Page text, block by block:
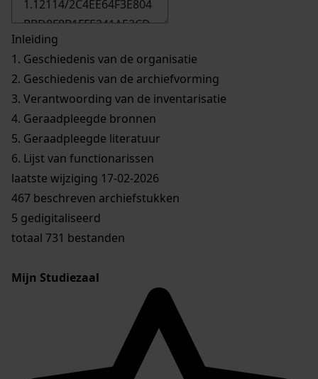
Inleiding
1. Geschiedenis van de organisatie
2. Geschiedenis van de archiefvorming
3. Verantwoording van de inventarisatie
4. Geraadpleegde bronnen
5. Geraadpleegde literatuur
6. Lijst van functionarissen
laatste wijziging 17-02-2026
467 beschreven archiefstukken
5 gedigitaliseerd
totaal 731 bestanden
Mijn Studiezaal